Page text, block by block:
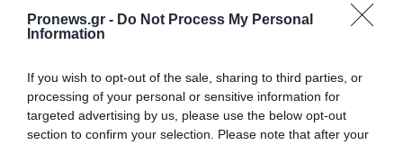
Pronews.gr - Do Not Process My Personal
Information
If you wish to opt-out of the sale, sharing to third parties, or
processing of your personal or sensitive information for
targeted advertising by us, please use the below opt-out
section to confirm your selection. Please note that after your